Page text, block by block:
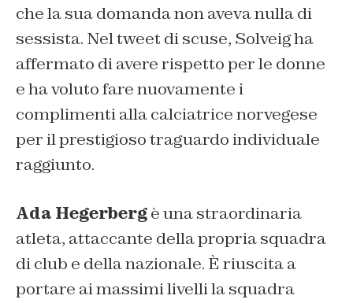
che la sua domanda non aveva nulla di
sessista. Nel tweet di scuse, Solveig ha
affermato di avere rispetto per le donne
e ha voluto fare nuovamente i
complimenti alla calciatrice norvegese
per il prestigioso traguardo individuale
raggiunto.
Ada Hegerbergè una straordinaria
atleta, attaccante della propria squadra
di club e della nazionale. È riuscita a
portare ai massimi livelli la squadra